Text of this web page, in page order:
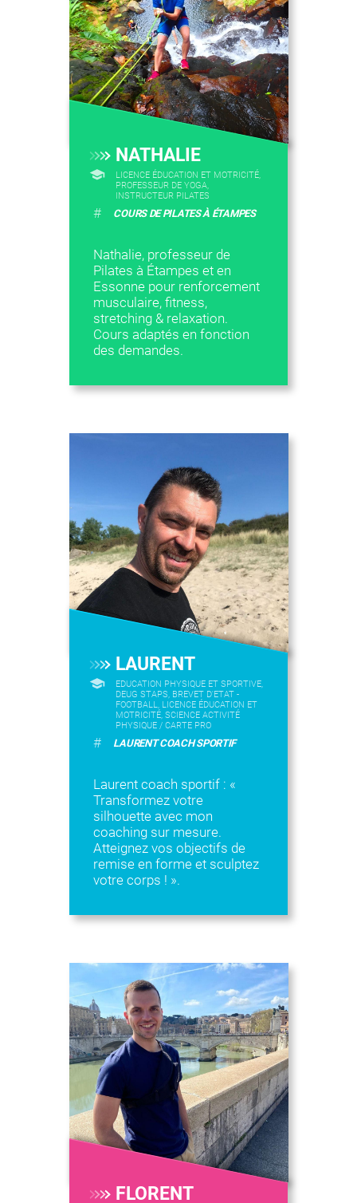
NATHALIE
LICENCE ÉDUCATION ET MOTRICITÉ,
PROFESSEUR DE YOGA,
INSTRUCTEUR PILATES
# COURS DE PILATES À ÉTAMPES
Nathalie, professeur de
Pilates à Étampes et en
Essonne pour renforcement
musculaire, fitness,
stretching & relaxation.
Cours adaptés en fonction
des demandes.
LAURENT
EDUCATION PHYSIQUE ET SPORTIVE,
DEUG STAPS, BREVET D'ETAT -
FOOTBALL, LICENCE ÉDUCATION ET
MOTRICITÉ, SCIENCE ACTIVITÉ
PHYSIQUE / CARTE PRO
# LAURENT COACH SPORTIF
Laurent coach sportif : «
Transformez votre
silhouette avec mon
coaching sur mesure.
Atteignez vos objectifs de
remise en forme et sculptez
votre corps ! ».
FLORENT